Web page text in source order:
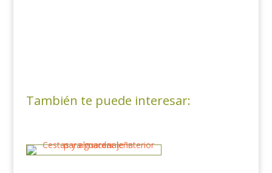
También te puede interesar: